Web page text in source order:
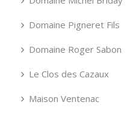
Domaine Pigneret Fils
Domaine Roger Sabon
Le Clos des Cazaux
Maison Ventenac